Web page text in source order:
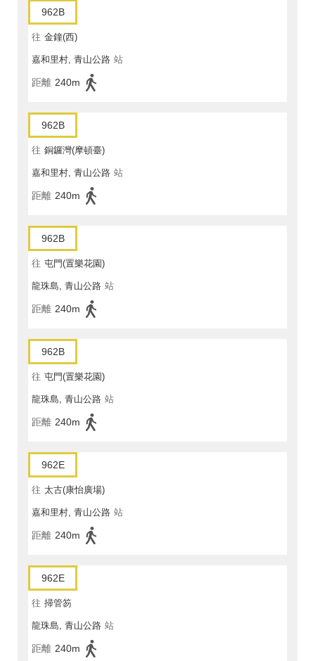
962B
往 金鐘(西)
嘉和里村, 青山公路 站
距離 240m
962B
往 銅鑼灣(摩頓臺)
嘉和里村, 青山公路 站
距離 240m
962B
往 屯門(置樂花園)
龍珠島, 青山公路 站
距離 240m
962B
往 屯門(置樂花園)
龍珠島, 青山公路 站
距離 240m
962E
往 太古(康怡廣場)
嘉和里村, 青山公路 站
距離 240m
962E
往 掃管笏
龍珠島, 青山公路 站
距離 240m